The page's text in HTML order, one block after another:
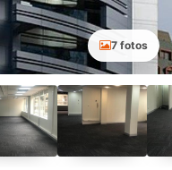
7 fotos